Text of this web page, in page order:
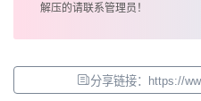
解压的请联系管理员！
分享链接：https://